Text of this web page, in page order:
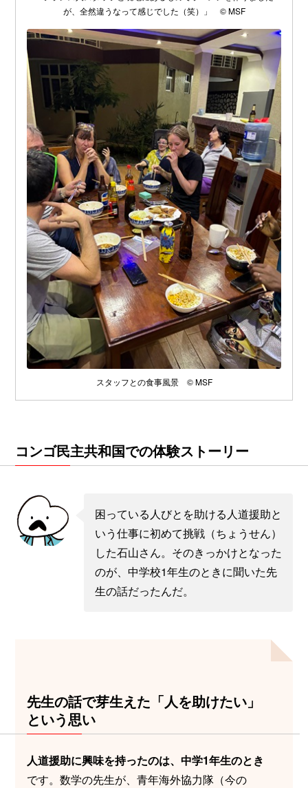
が、全然違うなって感じでした（笑）」 © MSF
スタッフとの食事風景 © MSF
コンゴ民主共和国での体験ストーリー
困っている人びとを助ける人道援助と
いう仕事に初めて挑戦（ちょうせん）
した石山さん。そのきっかけとなった
のが、中学校1年生のときに聞いた先
生の話だったんだ。
先生の話で芽生えた「人を助けたい」
という思い
人道援助に興味を持ったのは、中学1年生のとき
です。数学の先生が、青年海外協力隊（今の